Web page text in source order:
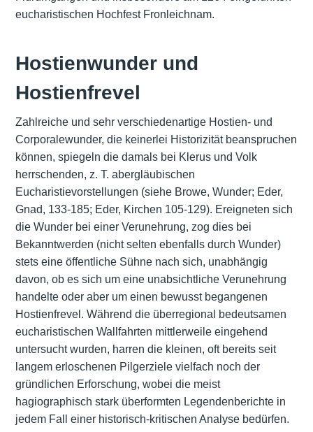
eucharistischen Hochfest Fronleichnam.
Hostienwunder und
Hostienfrevel
Zahlreiche und sehr verschiedenartige Hostien- und
Corporalewunder, die keinerlei Historizität beanspruchen
können, spiegeln die damals bei Klerus und Volk
herrschenden, z. T. abergläubischen
Eucharistievorstellungen (siehe Browe, Wunder; Eder,
Gnad, 133-185; Eder, Kirchen 105-129). Ereigneten sich
die Wunder bei einer Verunehrung, zog dies bei
Bekanntwerden (nicht selten ebenfalls durch Wunder)
stets eine öffentliche Sühne nach sich, unabhängig
davon, ob es sich um eine unabsichtliche Verunehrung
handelte oder aber um einen bewusst begangenen
Hostienfrevel. Während die überregional bedeutsamen
eucharistischen Wallfahrten mittlerweile eingehend
untersucht wurden, harren die kleinen, oft bereits seit
langem erloschenen Pilgerziele vielfach noch der
gründlichen Erforschung, wobei die meist
hagiographisch stark überformten Legendenberichte in
jedem Fall einer historisch-kritischen Analyse bedürfen.